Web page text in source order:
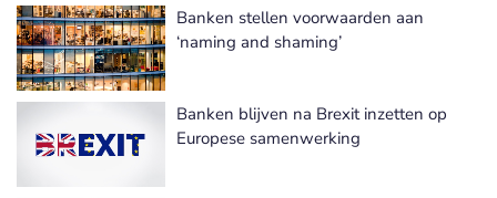
Banken stellen voorwaarden aan
‘naming and shaming’
Banken blijven na Brexit inzetten op
Europese samenwerking